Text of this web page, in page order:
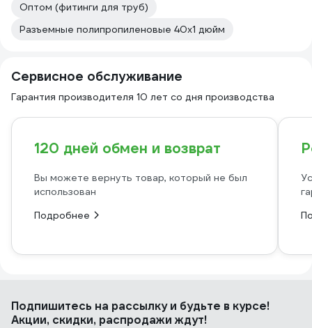
Оптом (фитинги для труб)
Разъемные полипропиленовые 40х1 дюйм
Сервисное обслуживание
Гарантия производителя 10 лет со дня производства
120 дней обмен и возврат
Вы можете вернуть товар, который не был
использован
Подробнее
Подпишитесь на рассылкуи будьте в курсе!
Акции, скидки, распродажи ждут!